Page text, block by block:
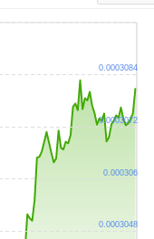
0.0003048
0.000306
0.0003072
0.0003084